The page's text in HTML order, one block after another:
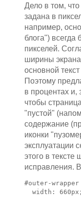
Дело в том,
задана в
например,
блога") всегда
пикселей.
ширины
основной
Поэтому
в процентах и,
чтобы
"пустой"
содержание
иконки
эксплуатации
этого в
исправления.
#outer-
  width: 660px;